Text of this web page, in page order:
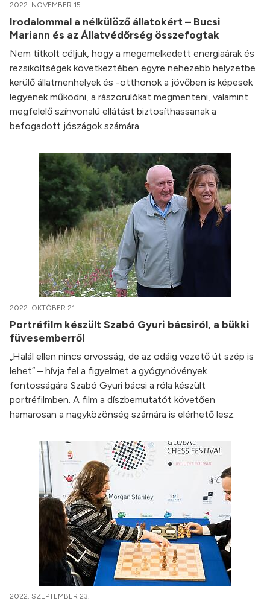
2022. NOVEMBER 15.
Irodalommal a nélkülöző állatokért – Bucsi
Mariann és az Állatvédőrség összefogtak
Nem titkolt céljuk, hogy a megemelkedett energiaárak és
rezsiköltségek következtében egyre nehezebb helyzetbe
kerülő állatmenhelyek és -otthonok a jövőben is képesek
legyenek működni, a rászorulókat megmenteni, valamint
megfelelő színvonalú ellátást biztosíthassanak a
befogadott jószágok számára.
2022. OKTÓBER 21.
Portréfilm készült Szabó Gyuri bácsiról, a bükki
füvesemberről
„Halál ellen nincs orvosság, de az odáig vezető út szép is
lehet” – hívja fel a figyelmet a gyógynövények
fontosságára Szabó Gyuri bácsi a róla készült
portréfilmben. A film a díszbemutatót követően
hamarosan a nagyközönség számára is elérhető lesz.
2022. SZEPTEMBER 23.